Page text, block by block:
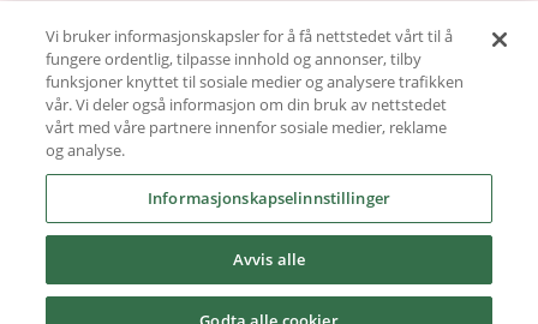
Abonnere
Følg oss
Copyright © 2026 harlequin.no
Vi bruker informasjonskapsler for å få nettstedet vårt til å
fungere ordentlig, tilpasse innhold og annonser, tilby
funksjoner knyttet til sosiale medier og analysere trafikken
vår. Vi deler også informasjon om din bruk av nettstedet
vårt med våre partnere innenfor sosiale medier, reklame
og analyse.
Informasjonskapselinnstillinger
Avvis alle